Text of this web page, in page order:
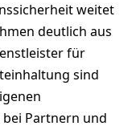
weitet
deutlich aus
für
sind
Partnern und